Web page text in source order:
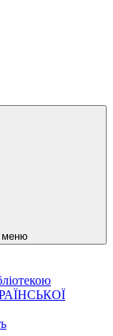
меню